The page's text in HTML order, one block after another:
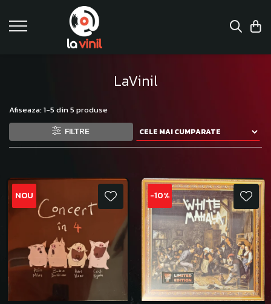
LaVinil
Afiseaza:1-5 din5 produse
FILTRE
NOU -10%